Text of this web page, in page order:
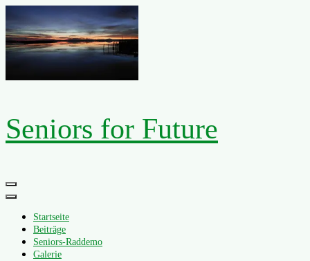
Inhalt
springen
Seniors for Future
Primäres
Menü
Startseite
Beiträge
Seniors-Raddemo
Galerie